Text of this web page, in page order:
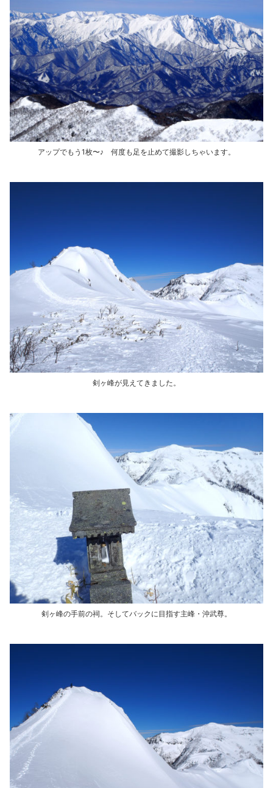
アップでもう1枚〜♪ 何度も足を止めて撮影しちゃいます。
剣ヶ峰が見えてきました。
剣ヶ峰の手前の祠。そしてバックに目指す主峰・沖武尊。